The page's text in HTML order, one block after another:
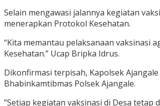
Selain mengawasi jalannya kegiatan
menerapkan Protokol Kesehatan.
“Kita memantau pelaksanaan vaksinasi
Kesehatan.” Ucap Bripka Idrus.
Dikonfirmasi terpisah, Kapolsek
Bhabinkamtibmas Polsek Ajangale.
”Setiap kegiatan vaksinasi di Desa